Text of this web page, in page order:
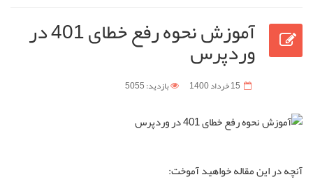
آموزش نحوه رفع خطای 401 در
وردپرس
15 خرداد 1400 بازدید: 5055
آنچه در این مقاله خواهید آموخت: